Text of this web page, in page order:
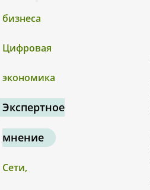
бизнеса
Цифровая
экономика
Экспертное
мнение
Сети,